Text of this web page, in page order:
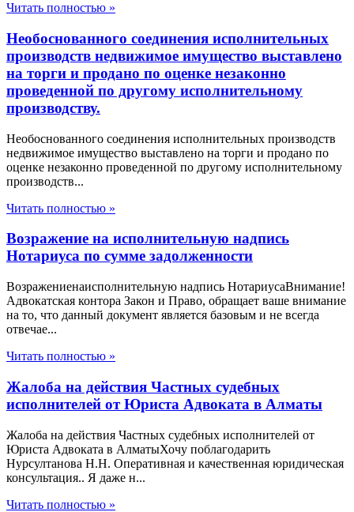
Читать полностью »
Необоснованного соединения исполнительных
производств недвижимое имущество выставлено
на торги и продано по оценке незаконно
проведенной по другому исполнительному
производству.
Необоснованного соединения исполнительных производств
недвижимое имущество выставлено на торги и продано по
оценке незаконно проведенной по другому исполнительному
производств...
Читать полностью »
Возражение на исполнительную надпись
Нотариуса по сумме задолженности
Возражениенаисполнительную надпись НотариусаВнимание!
Адвокатская контора Закон и Право, обращает ваше внимание
на то, что данный документ является базовым и не всегда
отвечае...
Читать полностью »
Жалоба на действия Частных судебных
исполнителей от Юриста Адвоката в Алматы
Жалоба на действия Частных судебных исполнителей от
Юриста Адвоката в АлматыХочу поблагодарить
Нурсултанова Н.Н. Оперативная и качественная юридическая
консультация.. Я даже н...
Читать полностью »